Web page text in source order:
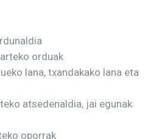
orduak
lana, txandakako lana eta
atsedenaldia, jai egunak
oporrak